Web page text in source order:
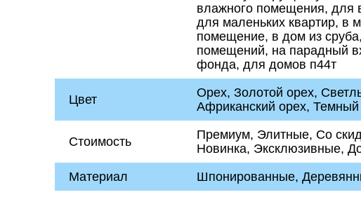
влажного помещения, для
для маленьких квартир, в
помещение, в дом из
помещений, на парадный
фонда, для домов п44т
Цвет
Орех, Золотой орех,
Африканский орех, Темный
Стоимость
Премиум, Элитные, Со
Новинка, Эксклюзивные,
Материал
Шпонированные,